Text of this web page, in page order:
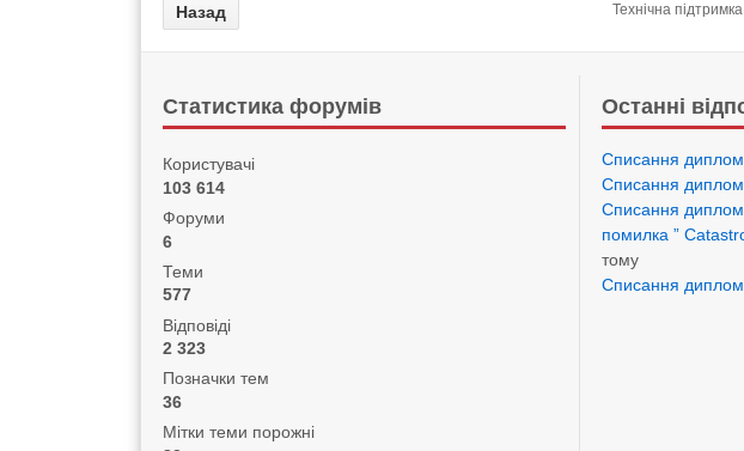
Технічна підтримка
Статистика форумів
Користувачі
103 614
Форуми
6
Теми
577
Відповіді
2 323
Позначки тем
36
Мітки теми порожні
Останні
Списання
Списання
Списання
помилка ”
тому
Списання